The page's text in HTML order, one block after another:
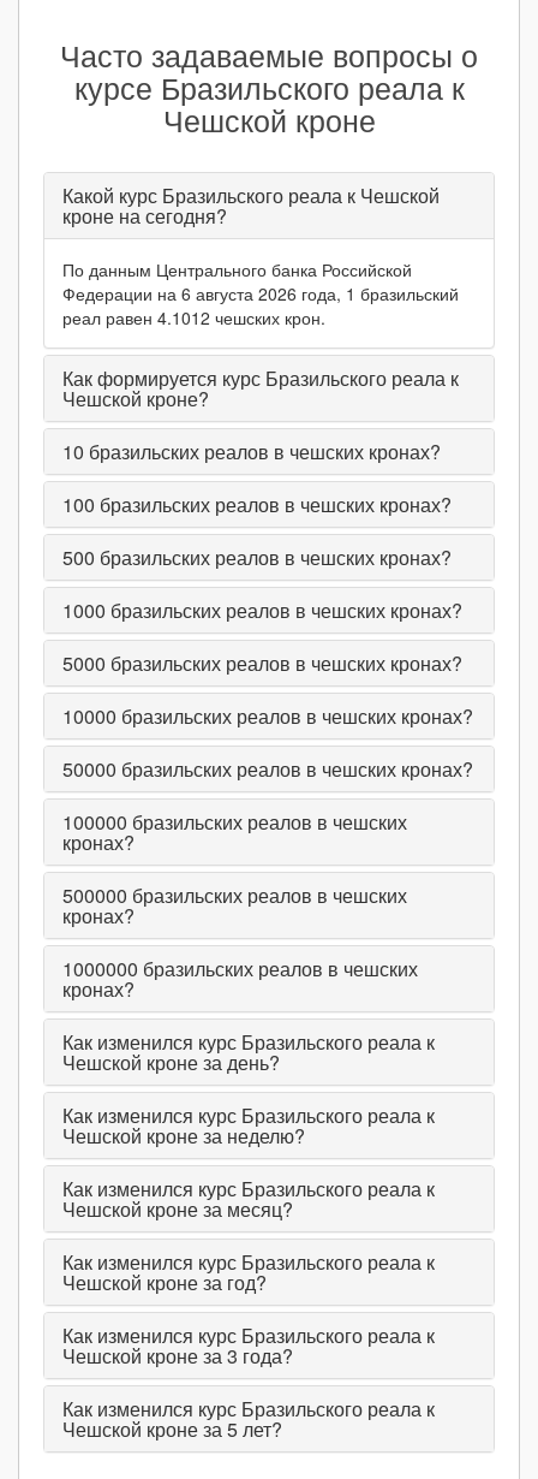
Часто задаваемые вопросы о
курсе Бразильского реала к
Чешской кроне
Какой курс Бразильского реала к Чешской
кроне на сегодня?
По данным Центрального банка Российской
Федерации на 6 августа 2026 года, 1 бразильский
реал равен 4.1012 чешских крон.
Как формируется курс Бразильского реала к
Чешской кроне?
10 бразильских реалов в чешских кронах?
100 бразильских реалов в чешских кронах?
500 бразильских реалов в чешских кронах?
1000 бразильских реалов в чешских кронах?
5000 бразильских реалов в чешских кронах?
10000 бразильских реалов в чешских кронах?
50000 бразильских реалов в чешских кронах?
100000 бразильских реалов в чешских
кронах?
500000 бразильских реалов в чешских
кронах?
1000000 бразильских реалов в чешских
кронах?
Как изменился курс Бразильского реала к
Чешской кроне за день?
Как изменился курс Бразильского реала к
Чешской кроне за неделю?
Как изменился курс Бразильского реала к
Чешской кроне за месяц?
Как изменился курс Бразильского реала к
Чешской кроне за год?
Как изменился курс Бразильского реала к
Чешской кроне за 3 года?
Как изменился курс Бразильского реала к
Чешской кроне за 5 лет?